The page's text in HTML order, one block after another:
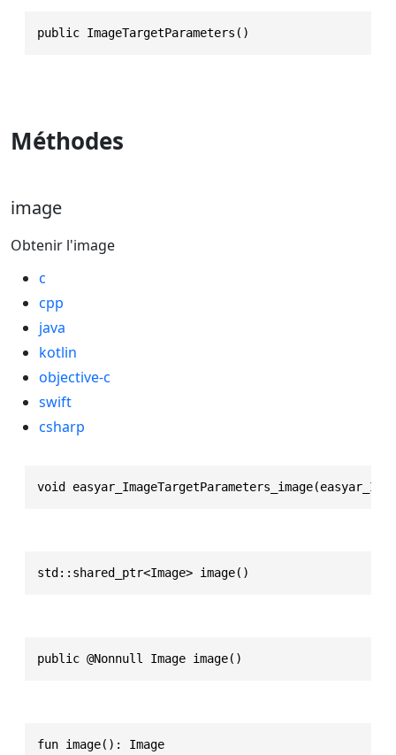
public ImageTargetParameters()
Méthodes
image
Obtenir l'image
c
cpp
java
kotlin
objective-c
swift
csharp
void
std::shared_ptr<Image> image()
public @Nonnull Image image()
fun image(): Image